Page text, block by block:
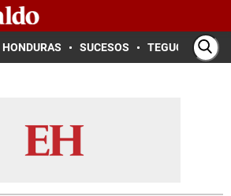
HONDURAS SUCESOS TEGUCIGALPA